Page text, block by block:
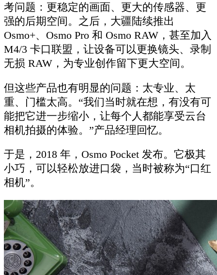
考问题：更稳定的画面、更大的传感器、更
强的后期空间。之后，大疆陆续推出
Osmo+、Osmo Pro 和 Osmo RAW，甚至加入
M4/3 卡口联盟，让设备可以更换镜头、录制
无损 RAW，为专业创作留下更大空间。
但这些产品也有明显的问题：太专业、太
重、门槛太高。“我们当时就在想，有没有可
能把它进一步缩小，让每个人都能享受云台
相机拍摄的体验。”产品经理回忆。
于是，2018 年，Osmo Pocket 发布。它极其
小巧，可以轻松放进口袋，当时被称为“口红
相机”。